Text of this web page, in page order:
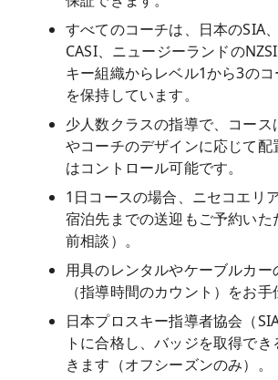
すべてのコーチは、日本のSIA、
CASI、ニュージーランドの
キー組織からレベル1から3の
を保持しています。
少人数クラスの指導で、コー
やコーチのデザインに応じて配
はコントロール可能です。
1日コースの場合、ニセコエリ
宿泊先までの送迎もご予約いた
前相談）。
用具のレンタルやケーブルカー
（指導時間のカウント）をお手
日本プロスキー指導者協会（
トに合格し、バッジを取得で
きます（オフシーズンのみ）。